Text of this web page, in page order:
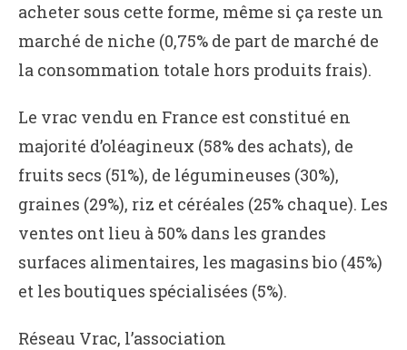
acheter sous cette forme, même si ça reste un
marché de niche (0,75% de part de marché de
la consommation totale hors produits frais).
Le vrac vendu en France est constitué en
majorité d’oléagineux (58% des achats), de
fruits secs (51%), de légumineuses (30%),
graines (29%), riz et céréales (25% chaque). Les
ventes ont lieu à 50% dans les grandes
surfaces alimentaires, les magasins bio (45%)
et les boutiques spécialisées (5%).
Réseau Vrac, l’association